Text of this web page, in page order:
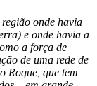
onde havia
e onde havia a
a força de
de uma rede de
Roque, que tem